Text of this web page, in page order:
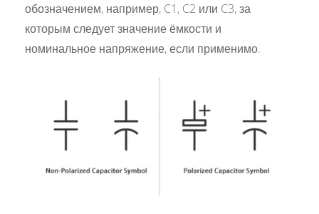
обозначением, например, C1, C2 или C3, за
которым следует значение ёмкости и
номинальное напряжение, если применимо.